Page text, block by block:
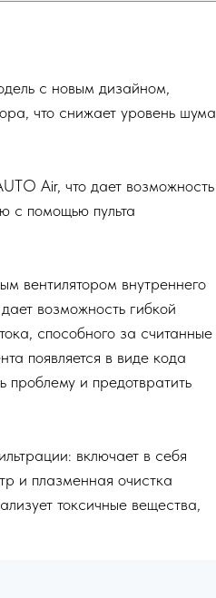
с новым дизайном,
что снижает уровень шума
Air, что дает возможность
с помощью пульта
вентилятором внутреннего
возможность гибкой
способного за считанные
появляется в виде кода
и предотвратить
включает в себя
и плазменная очистка
токсичные вещества,